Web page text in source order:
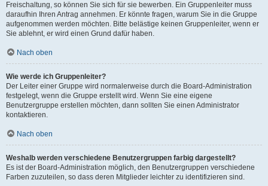
Freischaltung, so können Sie sich für sie bewerben. Ein Gruppenleiter muss
daraufhin Ihren Antrag annehmen. Er könnte fragen, warum Sie in die Gruppe
aufgenommen werden möchten. Bitte belästige keinen Gruppenleiter, wenn er
Sie ablehnt, er wird einen Grund dafür haben.
Nach oben
Wie werde ich Gruppenleiter?
Der Leiter einer Gruppe wird normalerweise durch die Board-Administration
festgelegt, wenn die Gruppe erstellt wird. Wenn Sie eine eigene
Benutzergruppe erstellen möchten, dann sollten Sie einen Administrator
kontaktieren.
Nach oben
Weshalb werden verschiedene Benutzergruppen farbig dargestellt?
Es ist der Board-Administration möglich, den Benutzergruppen verschiedene
Farben zuzuteilen, so dass deren Mitglieder leichter zu identifizieren sind.